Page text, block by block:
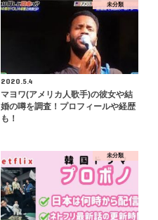
未分類
2020.5.4
マヨワ(アメリカ人歌手)の彼女や結
婚の噂を調査！プロフィールや経歴
も！
未分類